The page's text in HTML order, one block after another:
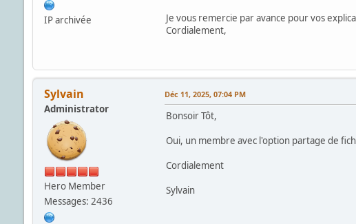
IP archivée
Je vous remercie par avance pour vos
Cordialement,
Sylvain
Administrator
Hero Member
Messages: 2436
Déc 11, 2025, 07:04 PM
Bonsoir Tôt,
Oui, un membre avec l'option partage de
Cordialement
Sylvain